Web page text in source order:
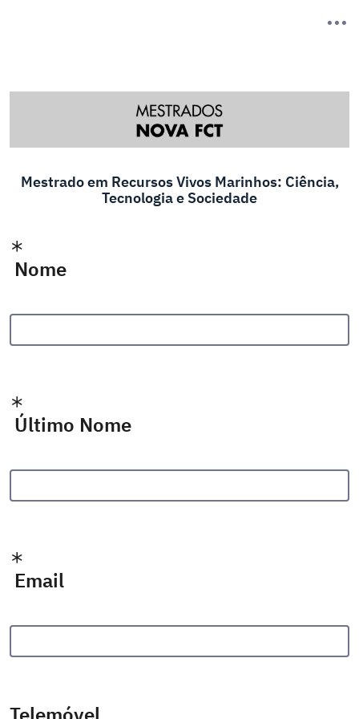
Mestrado em Recursos Vivos Marinhos: Ciência,
Tecnologia e Sociedade
Nome
Último Nome
Email